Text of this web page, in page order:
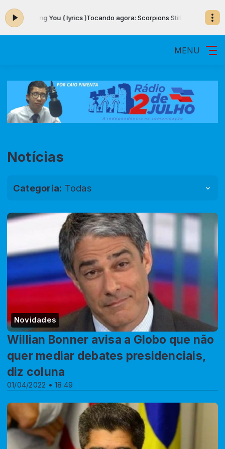
Loving You ( lyrics )Tocando agora: Scorpions Still Loving You ( lyrics )
MENU
Notícias
Categoria: Todas
Novidades
01/04/2022 • 18:49
Willian Bonner avisa a Globo que não
quer mediar debates presidenciais,
diz coluna